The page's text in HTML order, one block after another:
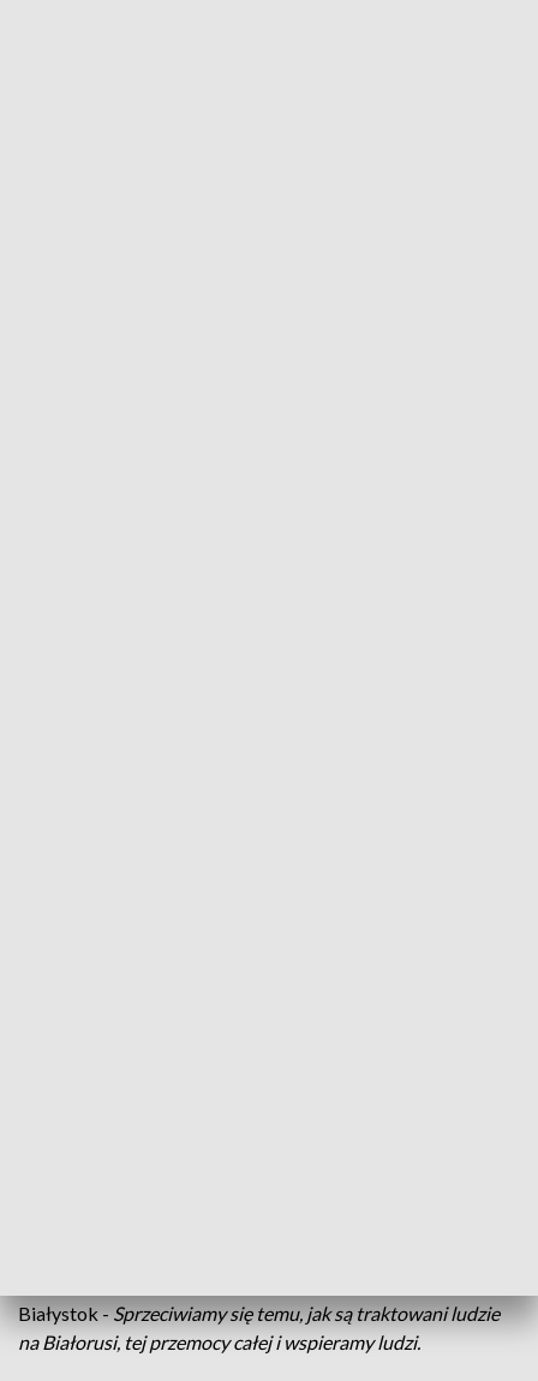
Białystok -Sprzeciwiamy się temu, jak są traktowani ludzie
na Białorusi, tej przemocy całej i wspieramy ludzi.